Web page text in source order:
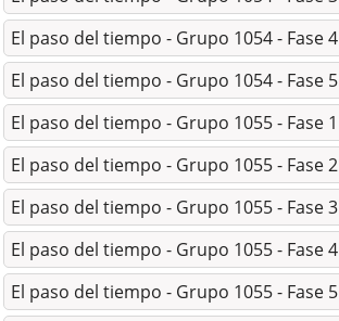
El paso del tiempo - Grupo 1054 - Fase 4
El paso del tiempo - Grupo 1054 - Fase 5
El paso del tiempo - Grupo 1055 - Fase 1
El paso del tiempo - Grupo 1055 - Fase 2
El paso del tiempo - Grupo 1055 - Fase 3
El paso del tiempo - Grupo 1055 - Fase 4
El paso del tiempo - Grupo 1055 - Fase 5